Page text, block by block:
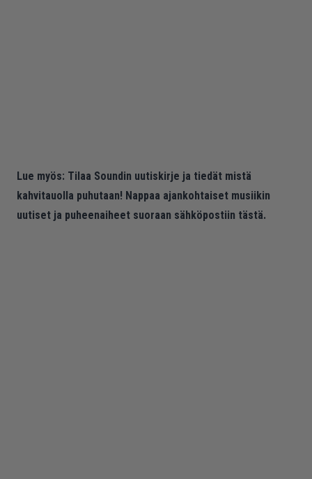
Lue myös: Tilaa Soundin uutiskirje ja tiedät mistä
kahvitauolla puhutaan! Nappaa ajankohtaiset musiikin
uutiset ja puheenaiheet suoraan sähköpostiin tästä.